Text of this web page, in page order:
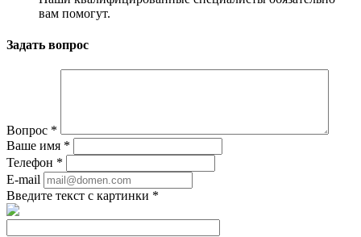
вам помогут.
Задать вопрос
Вопрос *
Ваше имя *
Телефон *
E-mail
Введите текст с картинки *